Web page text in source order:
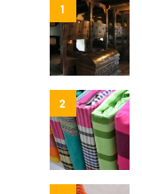
1
2